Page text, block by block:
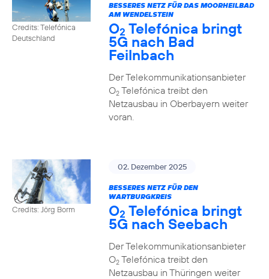
Credits: Telefónica
Deutschland
BESSERES NETZ FÜR DAS MOORHEILBAD
AM WENDELSTEIN
O2 Telefónica bringt
5G nach Bad
Feilnbach
Der Telekommunikationsanbieter
O2Telefónica treibt den
Netzausbau in Oberbayern weiter
voran.
Credits: Jörg Borm
02. Dezember 2025
BESSERES NETZ FÜR DEN
WARTBURGKREIS
O2 Telefónica bringt
5G nach Seebach
Der Telekommunikationsanbieter
O2Telefónica treibt den
Netzausbau in Thüringen weiter